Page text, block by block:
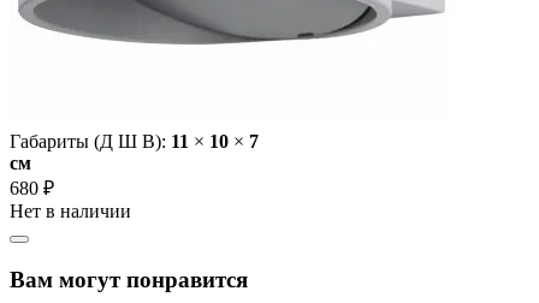
Габариты (Д Ш В): 11 × 10 × 7
cм
680 ₽
Нет в наличии
Вам могут понравится